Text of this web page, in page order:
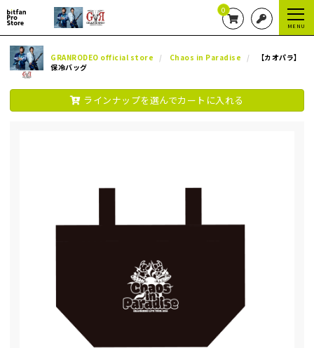
0
MENU
GRANRODEO official store Chaos in Paradise
【カオパラ】
保冷バッグ
ラインナップを選んでカートに入れる